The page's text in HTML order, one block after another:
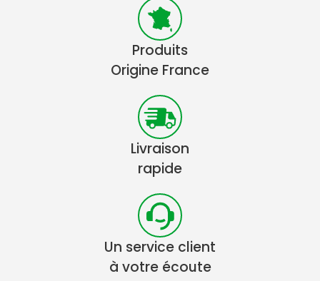
Produits
Origine France
Livraison
rapide
Un service client
à votre écoute